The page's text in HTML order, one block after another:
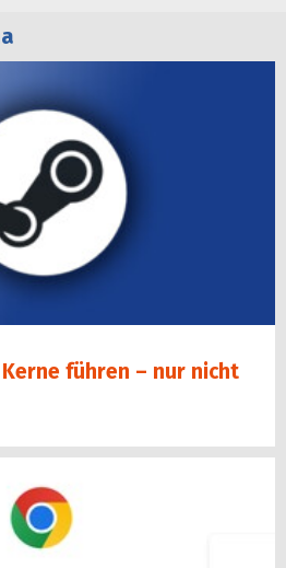
Kerne führen – nur nicht